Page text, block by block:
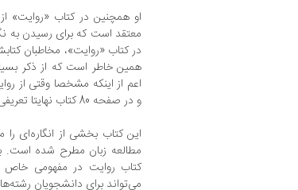
او همچنین در کتاب «روایت»
معتقد است که برای رسیدن به
در کتاب «روایت»، مخاطبان
همین خاطر است که از ذکر
اعم از اینکه مشخصا وقتی از
و در صفحه 80 کتاب نهایتا تعریفی از روایت ارائه می‌کند.
این کتاب بخشی از انگاره‌ای
مطالعه زبان مطرح شده
کتاب روایت در مفهومی خاص
می‌تواند برای دانشجویان